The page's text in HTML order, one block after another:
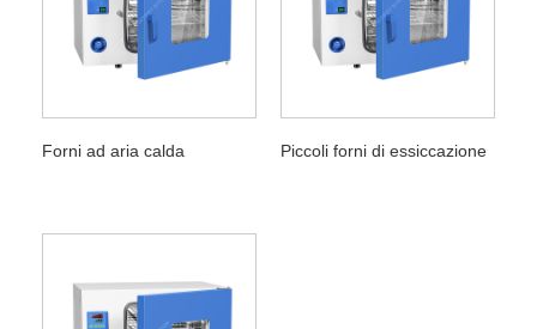
Forni ad aria calda Piccoli forni di essiccazione